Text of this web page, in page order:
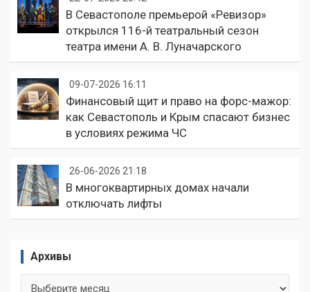
В Севастополе премьерой «Ревизор»
открылся 116-й театральный сезон
театра имени А. В. Луначарского
09-07-2026 16:11
Финансовый щит и право на форс-мажор:
как Севастополь и Крым спасают бизнес
в условиях режима ЧС
26-06-2026 21:18
В многоквартирных домах начали
отключать лифты
Архивы